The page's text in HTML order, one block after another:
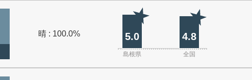
晴 : 100.0% 5.0 4.8
島根県 全国